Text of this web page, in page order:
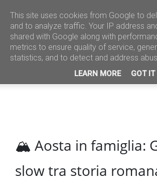
🏔️ Aosta in famiglia:
slow tra storia
This site uses cookies from Google to
and to analyze traffic. Your IP address
shared with Google along with
metrics to ensure quality of service,
statistics, and to detect and address
LEARN MORE GOT IT